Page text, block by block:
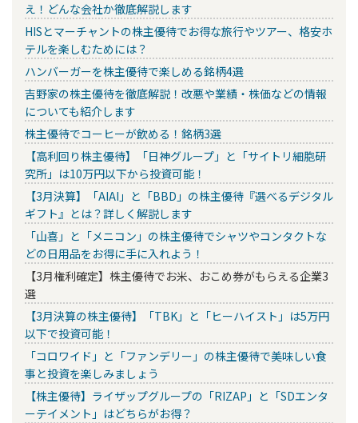
え！どんな会社か徹底解説します
HISとマーチャントの株主優待でお得な旅行やツアー、格安ホ
テルを楽しむためには？
ハンバーガーを株主優待で楽しめる銘柄4選
吉野家の株主優待を徹底解説！改悪や業績・株価などの情報
についても紹介します
株主優待でコーヒーが飲める！銘柄3選
【高利回り株主優待】「日神グループ」と「サイトリ細胞研
究所」は10万円以下から投資可能！
【3月決算】「AIAI」と「BBD」の株主優待『選べるデジタル
ギフト』とは？詳しく解説します
「山喜」と「メニコン」の株主優待でシャツやコンタクトな
どの日用品をお得に手に入れよう！
【3月権利確定】株主優待でお米、おこめ券がもらえる企業3
選
【3月決算の株主優待】「TBK」と「ヒーハイスト」は5万円
以下で投資可能！
「コロワイド」と「ファンデリー」の株主優待で美味しい食
事と投資を楽しみましょう
【株主優待】ライザップグループの「RIZAP」と「SDエンタ
ーテイメント」はどちらがお得？